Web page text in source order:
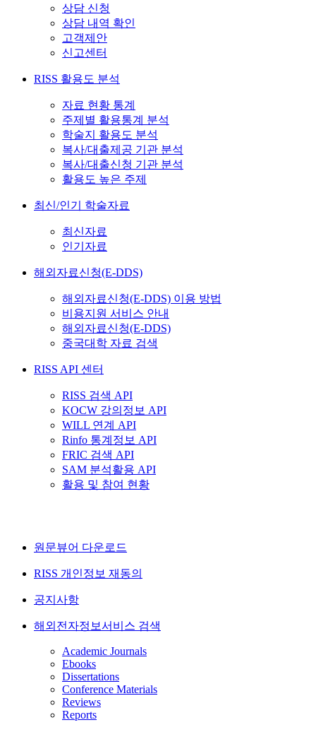
상담 신청
상담 내역 확인
고객제안
신고센터
RISS 활용도 분석
자료 현황 통계
주제별 활용통계 분석
학술지 활용도 분석
복사/대출제공 기관 분석
복사/대출신청 기관 분석
활용도 높은 주제
최신/인기 학술자료
최신자료
인기자료
해외자료신청(E-DDS)
해외자료신청(E-DDS) 이용 방법
비용지원 서비스 안내
해외자료신청(E-DDS)
중국대학 자료 검색
RISS API 센터
RISS 검색 API
KOCW 강의정보 API
WILL 연계 API
Rinfo 통계정보 API
FRIC 검색 API
SAM 분석활용 API
활용 및 참여 현황
원문뷰어 다운로드
RISS 개인정보 재동의
공지사항
해외전자정보서비스 검색
Academic Journals
Ebooks
Dissertations
Conference Materials
Reviews
Reports